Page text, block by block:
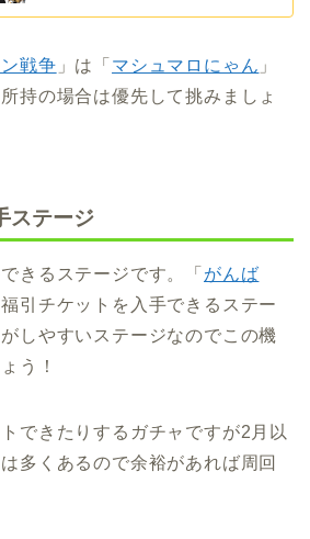
戦争 」は「 マシュマロにゃん 」
持の場合は優先して挑みましょ
ステージ
きるステージです。「 がんば
福引チケットを入手できるステー
しやすいステージなのでこの機
う！
できたりするガチャですが2月以
多くあるので余裕があれば周回